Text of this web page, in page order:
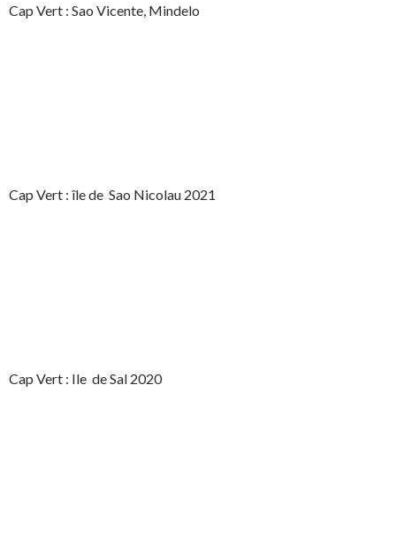
Cap Vert : Sao Vicente, Mindelo
Cap Vert : île de Sao Nicolau 2021
Cap Vert : Ile de Sal 2020